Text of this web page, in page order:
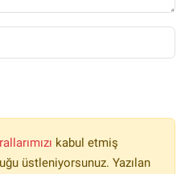
kabul etmiş
üstleniyorsunuz. Yazılan